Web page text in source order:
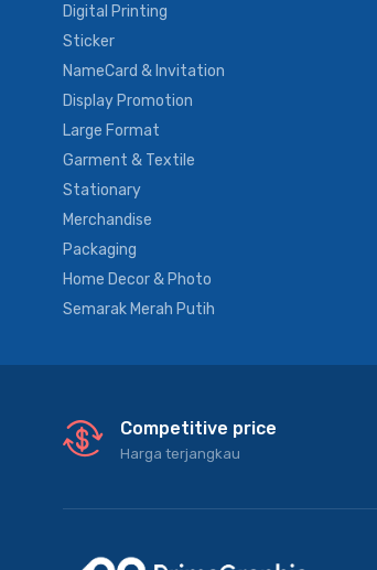
Digital Printing
Sticker
NameCard & Invitation
Display Promotion
Large Format
Garment & Textile
Stationary
Merchandise
Packaging
Home Decor & Photo
Semarak Merah Putih
Competitive price
Harga terjangkau